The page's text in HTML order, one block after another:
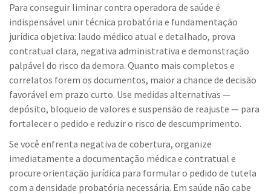
Para conseguir liminar contra operadora de saúde é
indispensável unir técnica probatória e fundamentação
jurídica objetiva: laudo médico atual e detalhado, prova
contratual clara, negativa administrativa e demonstração
palpável do risco da demora. Quanto mais completos e
correlatos forem os documentos, maior a chance de decisão
favorável em prazo curto. Use medidas alternativas —
depósito, bloqueio de valores e suspensão de reajuste — para
fortalecer o pedido e reduzir o risco de descumprimento.
Se você enfrenta negativa de cobertura, organize
imediatamente a documentação médica e contratual e
procure orientação jurídica para formular o pedido de tutela
com a densidade probatória necessária. Em saúde não cabe